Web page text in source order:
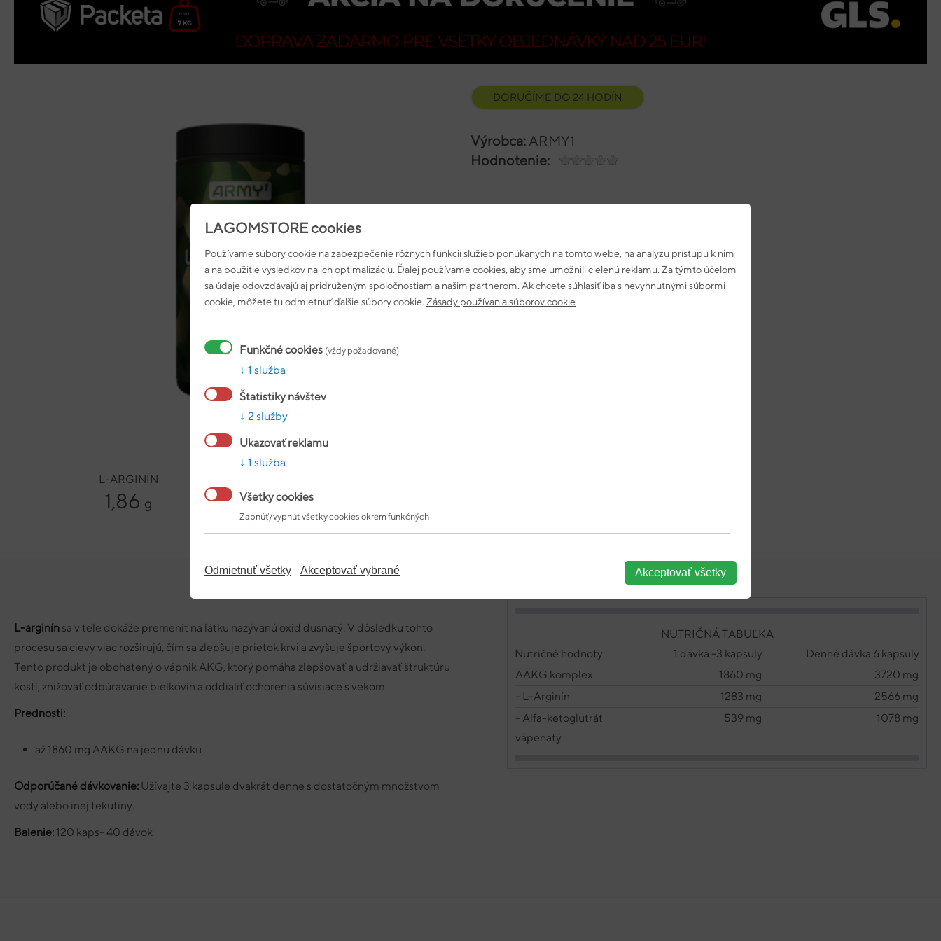
DORUČÍME DO 24 HODÍN
Výrobca: ARMY1
Hodnotenie:
15,50 €
- +
L-ARGINÍN
1,86 g
ALFA-KETOGLUTRÁT
0,539 g
L-arginín sa v tele dokáže premeniť na látku nazývanú oxid dusnatý. V dôsledku tohto
procesu sa cievy viac rozširujú, čím sa zlepšuje prietok krvi a zvyšuje športový výkon.
Tento produkt je obohatený o vápnik AKG, ktorý pomáha zlepšovať a udržiavať štruktúru
kostí, znižovať odbúravanie bielkovín a oddialiť ochorenia súvisiace s vekom.
Prednosti:
až 1860 mg AAKG na jednu dávku
Odporúčané dávkovanie: Užívajte 3 kapsule dvakrát denne s dostatočným množstvom
vody alebo inej tekutiny.
Balenie: 120 kaps- 40 dávok
NUTRIČNÁ TABUĽKA
Nutričné hodnoty
1 dávka -3 kapsuly
Denné dávka 6 kapsuly
AAKG komplex
1860 mg
3720 mg
- L-Arginín
1283 mg
2566 mg
- Alfa-ketoglutrát
vápenatý
539 mg 1078 mg
LAGOMSTORE cookies
Používame súbory cookie na zabezpečenie rôznych funkcií služieb ponúkaných na tomto webe, na analýzu prístupu k nim
a na použitie výsledkov na ich optimalizáciu. Ďalej používame cookies, aby sme umožnili cielenú reklamu. Za týmto účelom
sa údaje odovzdávajú aj pridruženým spoločnostiam a našim partnerom. Ak chcete súhlasiť iba s nevyhnutnými súbormi
cookie, môžete tu odmietnuť ďalšie súbory cookie. Zásady používania súborov cookie
Funkčné cookies (vždy požadované)
1 služba
Štatistiky návštev
2 služby
Ukazovať reklamu
1 služba
Všetky cookies
Zapnúť/vypnúť všetky cookies okrem funkčných
Odmietnuť všetky Akceptovať vybrané Akceptovať všetky